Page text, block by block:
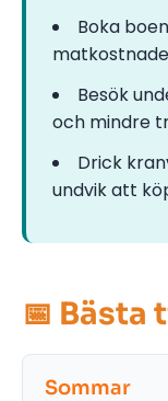
Boka
Besök
och mindre
Drick
undvik att
📅 Bästa
Sommar